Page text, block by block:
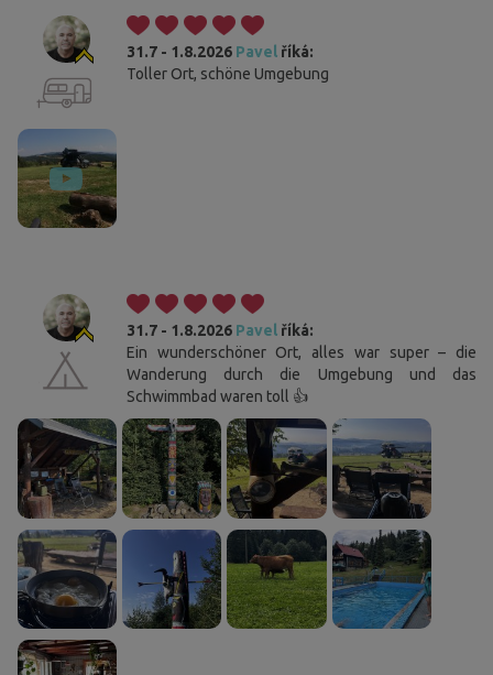
31.7 - 1.8.2026 Pavel říká:
Toller Ort, schöne Umgebung
31.7 - 1.8.2026 Pavel říká:
Ein wunderschöner Ort, alles war super – die
Wanderung durch die Umgebung und das
Schwimmbad waren toll 👍